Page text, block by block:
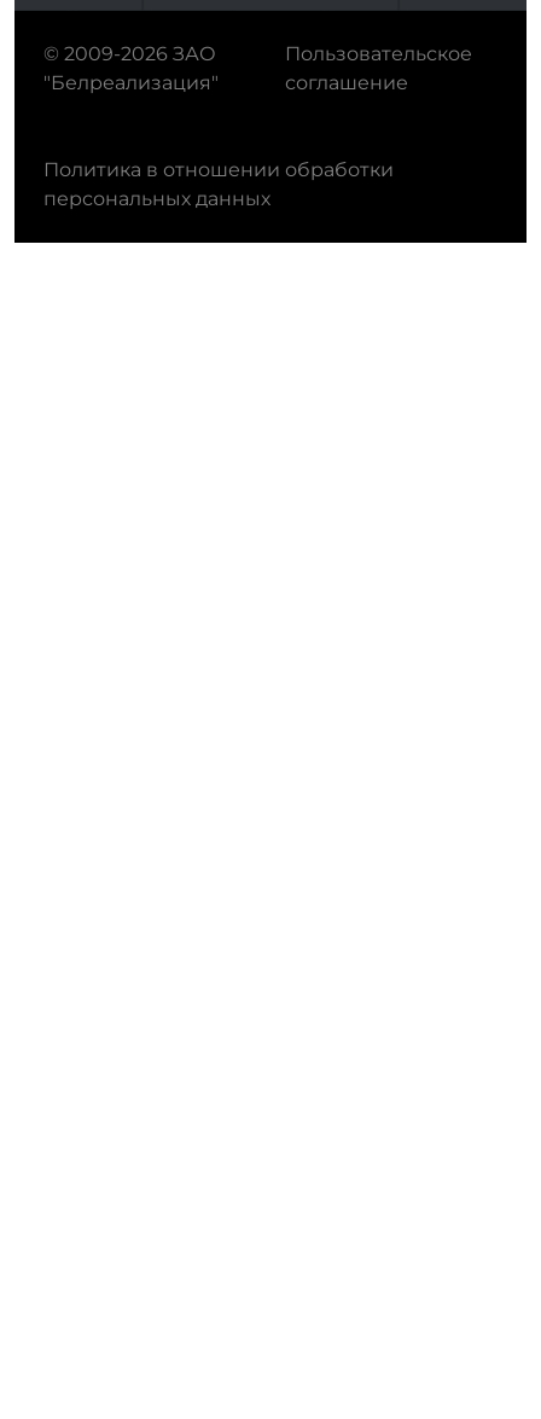
© 2009-2026 ЗАО
"Белреализация"
Пользовательское
соглашение
Политика в отношении обработки
персональных данных